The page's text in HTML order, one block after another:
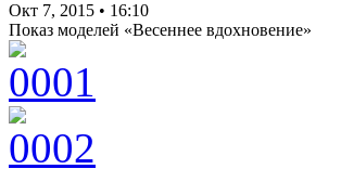
Окт 7, 2015 • 16:10
Показ моделей «Весеннее вдохновение»